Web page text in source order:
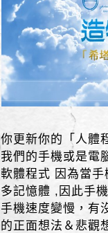
你更新你的「人體
我們的手機或是電
軟體程式 因為當
多記憶體 ,因此手
手機速度變慢，有
的正面想法＆悲觀